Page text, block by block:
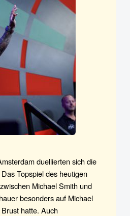
duellierten sich die
Topspiel des heutigen
Michael Smith und
besonders auf Michael
hatte. Auch